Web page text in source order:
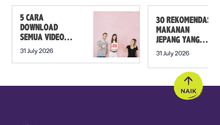
5 CARA
DOWNLOAD
SEMUA VIDEO
DALAM PLAYLIST
31 July 2026
30 REKOMENDASI
MAKANAN
JEPANG YANG
MUST TRY SELAIN
31 July 2026